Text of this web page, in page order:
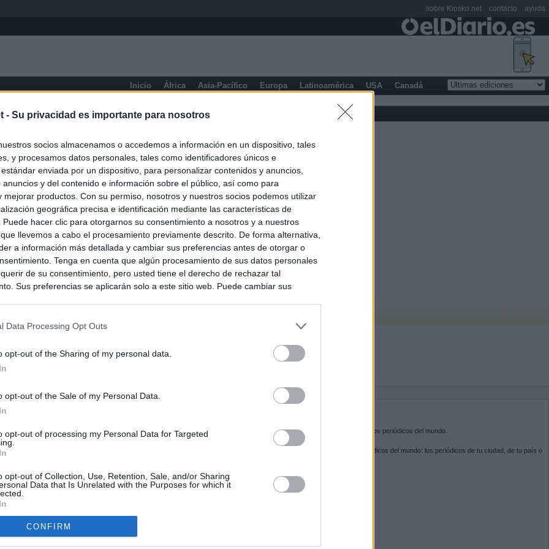
- Su privacidad es importante para nosotros
socios almacenamos o accedemos a información en un dispositivo, tales
y procesamos datos personales, tales como identificadores únicos e
enviada por un dispositivo, para personalizar contenidos y anuncios,
anuncios y del contenido e información sobre el público, así como para
mejorar productos. Con su permiso, nosotros y nuestros socios podemos utilizar
geográfica precisa e identificación mediante las características de
Puede hacer clic para otorgarnos su consentimiento a nosotros y a nuestros
llevemos a cabo el procesamiento previamente descrito. De forma alternativa,
a información más detallada y cambiar sus preferencias antes de otorgar o
Tenga en cuenta que algún procesamiento de sus datos personales
de su consentimiento, pero usted tiene el derecho de rechazar tal
Sus preferencias se aplicarán solo a este sitio web. Puede cambiar sus
Data Processing Opt Outs
opt-out of the Sharing of my personal data.
opt-out of the Sale of my Personal Data.
opt-out of processing my Personal Data for Targeted
opt-out of Collection, Use, Retention, Sale, and/or Sharing
Data that Is Unrelated with the Purposes for which it
CONFIRM
Inicio África Asia-Pacífico Europa Latinoamérica USA Canadá
Ayuso señaló por la compra del ático: "Lo que no se dice es
residencia oficial para la presidenta"
Ayuso no puede destinar directamente la venta del ático de
por los incendios
Kiosko.netes la puerta de entrada a los periódicos del mundo.
Navega por las portadas de los periódicos del mundo: los periódicos de tu ciudad, de tu país o
SÍGUENOS
sobre Kiosko.net contacto ayuda